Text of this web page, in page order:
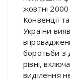
жовтні
Конвенції
України
боротьби з
рівні,
виділення